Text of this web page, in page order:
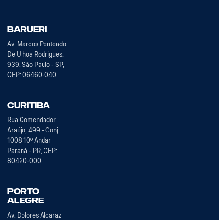
Barueri
Av. Marcos Penteado
De Ulhoa Rodrigues,
939. São Paulo - SP,
CEP: 06460-040
Curitiba
Rua Comendador
Araújo, 499 - Conj.
1008 10º Andar
Paraná - PR, CEP:
80420-000
Porto
Alegre
Av. Dolores Alcaraz